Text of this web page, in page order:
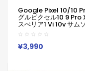
Google Pixel 10/10
グルピクセル10 9 Pro
スぺリア1 Vi 10v サ
Galaxy A55 A54
ピクセル 8a Pro 7a
¥3,990